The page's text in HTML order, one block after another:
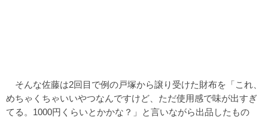
そんな佐藤は2回目で例の戸塚から譲り受けた財布を「これ、
めちゃくちゃいいやつなんですけど、ただ使用感で味が出すぎ
てる。1000円くらいとかかな？」と言いながら出品したもの